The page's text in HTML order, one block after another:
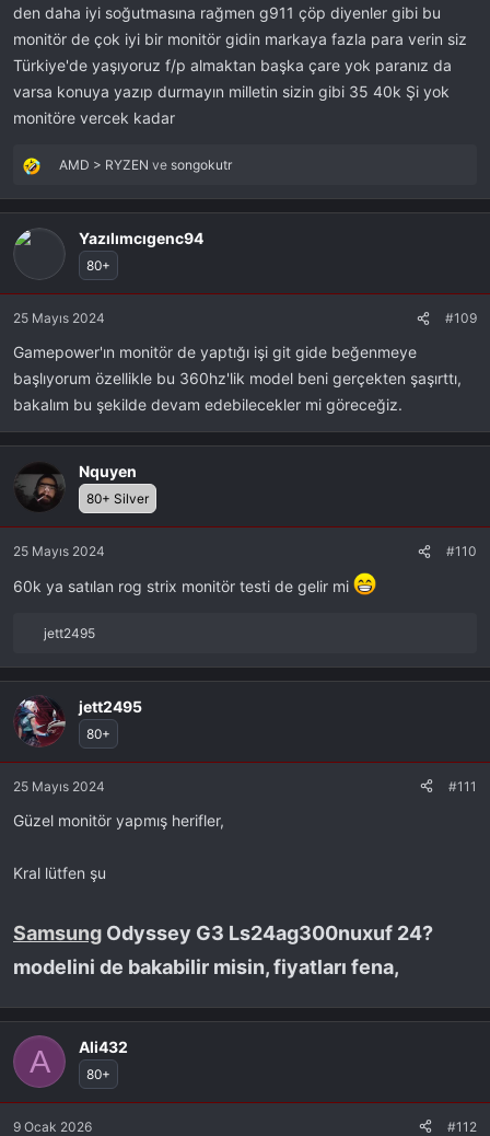
r
den daha iyi soğutmasına rağmen g911 çöp diyenler gibi bu
monitör de çok iyi bir monitör gidin markaya fazla para verin siz
Türkiye'de yaşıyoruz f/p almaktan başka çare yok paranız da
varsa konuya yazıp durmayın milletin sizin gibi 35 40k Şi yok
monitöre vercek kadar
R
a
k
i
y
o
l
a
r
AMD > RYZEN ve songokutr
Yazılımcıgenc94
80+
25 Mayıs 2024 #109
Gamepower'ın monitör de yaptığı işi git gide beğenmeye
başlıyorum özellikle bu 360hz'lik model beni gerçekten şaşırttı,
bakalım bu şekilde devam edebilecekler mi göreceğiz.
Nquyen
80+ Silver
25 Mayıs 2024 #110
60k ya satılan rog strix monitör testi de gelir mi
a
k
s
i
y
o
l
r
jett2495
jett2495
80+
25 Mayıs 2024 #111
Güzel monitör yapmış herifler,
Kral lütfen şu
Samsung Odyssey G3 Ls24ag300nuxuf 24?
modelini de bakabilir misin, fiyatları fena,​
A Ali432
80+
9 Ocak 2026 #112